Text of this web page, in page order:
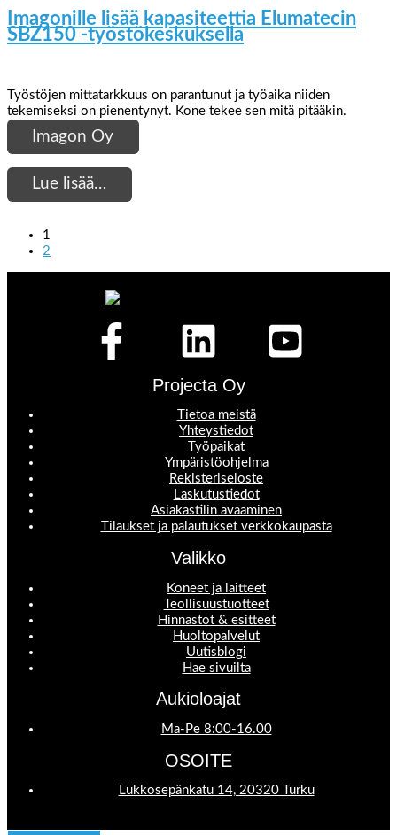
Imagonille lisää kapasiteettia Elumatecin
SBZ150 -työstökeskuksella
Työstöjen mittatarkkuus on parantunut ja työaika niiden
tekemiseksi on pienentynyt. Kone tekee sen mitä pitääkin.
Imagon Oy
Lue lisää…
1
2
Projecta Oy
Tietoa meistä
Yhteystiedot
Työpaikat
Ympäristöohjelma
Rekisteriseloste
Laskutustiedot
Asiakastilin avaaminen
Tilaukset ja palautukset verkkokaupasta
Valikko
Koneet ja laitteet
Teollisuustuotteet
Hinnastot & esitteet
Huoltopalvelut
Uutisblogi
Hae sivuilta
Aukioloajat
Ma-Pe 8:00-16.00
OSOITE
Lukkosepänkatu 14, 20320 Turku